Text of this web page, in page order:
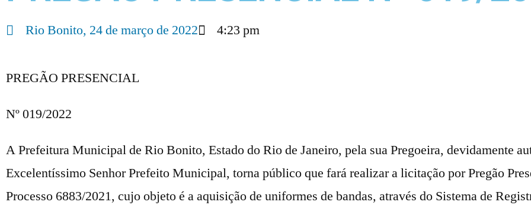
Rio Bonito, 24 de março de 2022 4:23 pm
PREGÃO PRESENCIAL
Nº 019/2022
A Prefeitura Municipal de Rio Bonito, Estado do Rio de Janeiro, pela sua Pregoeira, devidamente
Excelentíssimo Senhor Prefeito Municipal, torna público que fará realizar a licitação por Pregão
Processo 6883/2021, cujo objeto é a aquisição de uniformes de bandas, através do Sistema de